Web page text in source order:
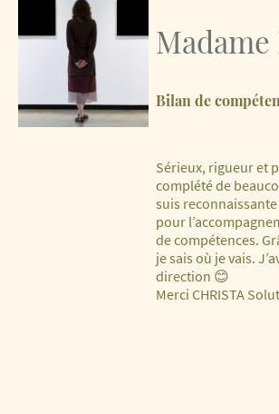
Bilan de
Sérieux, rigueur et
complété de
suis reconnaissante
pour
de compétences.
je sais où je vais.
direction 😊
Merci CHRISTA